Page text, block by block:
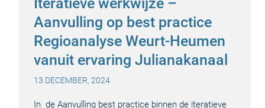
Aanvulling op best practice
Regioanalyse Weurt-Heumen
vanuit ervaring Julianakanaal
13 DECEMBER, 2024
In de Aanvulling best practice binnen de iteratieve